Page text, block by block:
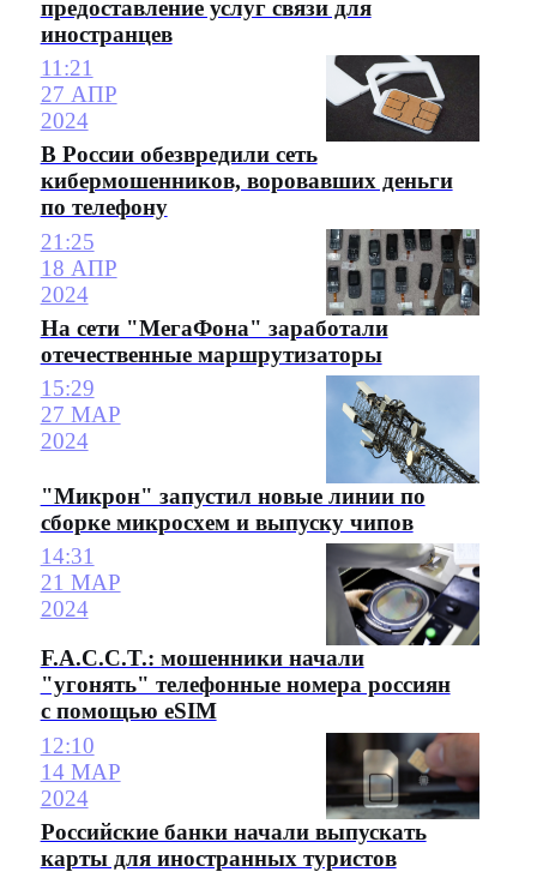
предоставление услуг связи для
иностранцев
11:21
27 АПР
2024
В России обезвредили сеть
кибермошенников, воровавших деньги
по телефону
21:25
18 АПР
2024
На сети "МегаФона" заработали
отечественные маршрутизаторы
15:29
27 МАР
2024
"Микрон" запустил новые линии по
сборке микросхем и выпуску чипов
14:31
21 МАР
2024
F.A.C.C.T.: мошенники начали
"угонять" телефонные номера россиян
с помощью eSIM
12:10
14 МАР
2024
Российские банки начали выпускать
карты для иностранных туристов